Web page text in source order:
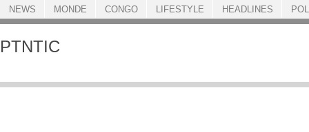
ACCUEIL
PTNTIC
NEWS MONDE CONGO LIFESTYLE HEADLINES